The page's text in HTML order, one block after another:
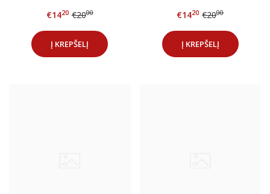
€1420 €2000
Į KREPŠELĮ
€1420 €2000
Į KREPŠELĮ